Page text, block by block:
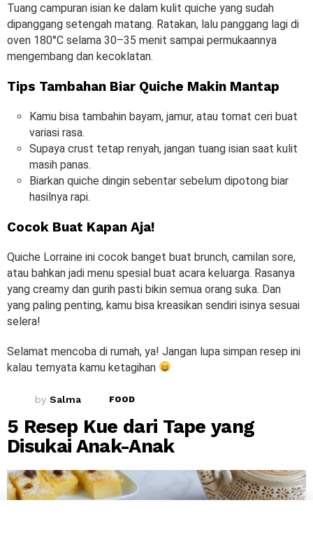
Tuang campuran isian ke dalam kulit quiche yang sudah
dipanggang setengah matang. Ratakan, lalu panggang lagi di
oven 180°C selama 30–35 menit sampai permukaannya
mengembang dan kecoklatan.
Tips Tambahan Biar Quiche Makin Mantap
Kamu bisa tambahin bayam, jamur, atau tomat ceri buat
variasi rasa.
Supaya crust tetap renyah, jangan tuang isian saat kulit
masih panas.
Biarkan quiche dingin sebentar sebelum dipotong biar
hasilnya rapi.
Cocok Buat Kapan Aja!
Quiche Lorraine ini cocok banget buat brunch, camilan sore,
atau bahkan jadi menu spesial buat acara keluarga. Rasanya
yang creamy dan gurih pasti bikin semua orang suka. Dan
yang paling penting, kamu bisa kreasikan sendiri isinya sesuai
selera!
Selamat mencoba di rumah, ya! Jangan lupa simpan resep ini
kalau ternyata kamu ketagihan
by Salma FOOD
5 Resep Kue dari Tape yang
Disukai Anak-Anak